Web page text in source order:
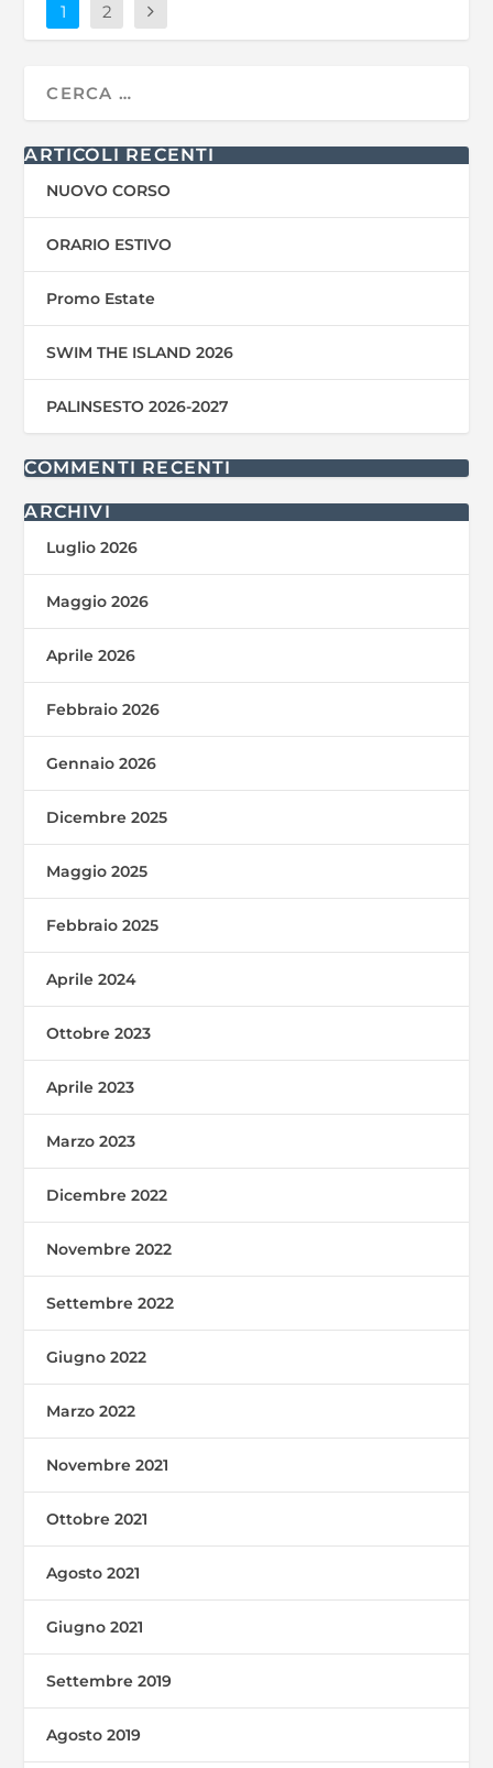
1 2
ARTICOLI RECENTI
NUOVO CORSO
ORARIO ESTIVO
Promo Estate
SWIM THE ISLAND 2026
PALINSESTO 2026-2027
COMMENTI RECENTI
ARCHIVI
Luglio 2026
Maggio 2026
Aprile 2026
Febbraio 2026
Gennaio 2026
Dicembre 2025
Maggio 2025
Febbraio 2025
Aprile 2024
Ottobre 2023
Aprile 2023
Marzo 2023
Dicembre 2022
Novembre 2022
Settembre 2022
Giugno 2022
Marzo 2022
Novembre 2021
Ottobre 2021
Agosto 2021
Giugno 2021
Settembre 2019
Agosto 2019